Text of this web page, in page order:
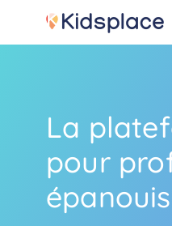
La
pour
épanouis